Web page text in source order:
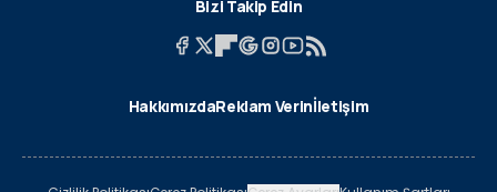
Bizi Takip Edin
HakkımızdaReklam Verinİletişim